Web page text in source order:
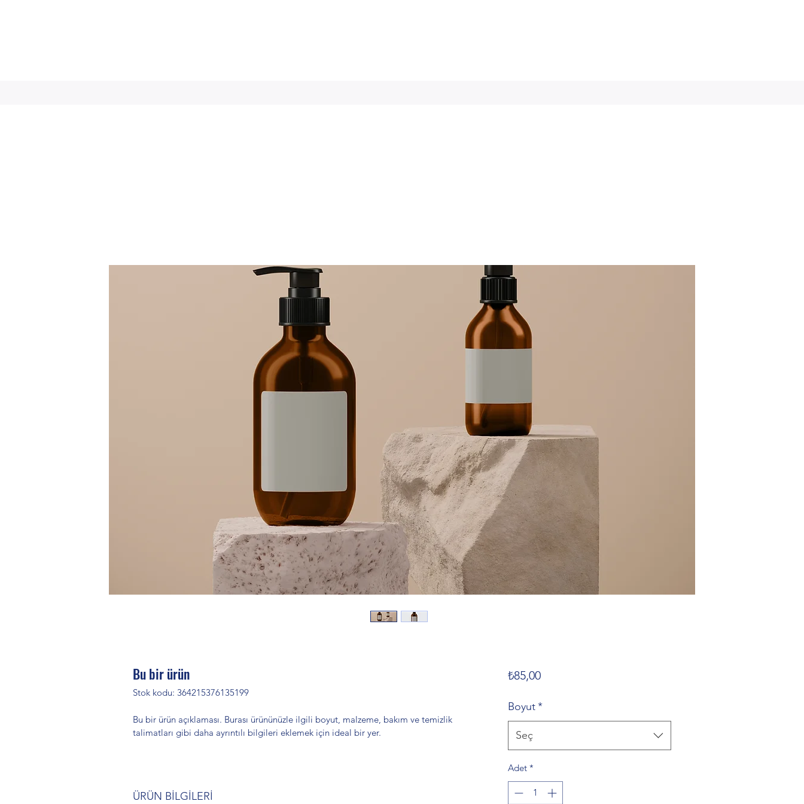
Bu bir ürün
Stok kodu: 364215376135199
Bu bir ürün açıklaması. Burası ürününüzle ilgili boyut, malzeme, bakım ve temizlik
talimatları gibi daha ayrıntılı bilgileri eklemek için ideal bir yer.
ÜRÜN BİLGİLERİ
₺85,00Fiyat
Boyut*
Seç
Adet *